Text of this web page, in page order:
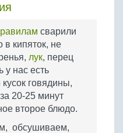
сварили
в кипяток, не
лук, перец
у нас есть
говядины,
20-25 минут
второе блюдо.
обсушиваем,